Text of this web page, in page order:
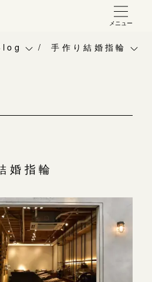
メニュー
品集
ビュー
いて
作り工房のご案内
手作り結婚指輪
アニバーサリーリ
デザイン
金属・素材
婚指輪
/年中無休
年始は除く
こちら
来店ご予約
来店ご予約